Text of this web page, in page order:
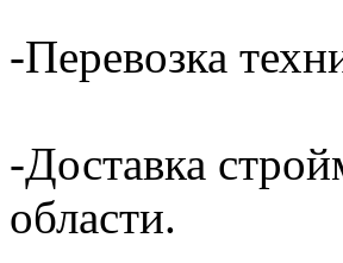
-Перевозка
-Доставка
области.